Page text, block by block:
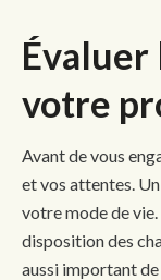
Évaluer
votre
Avant de vous
et vos attentes.
votre mode de vie.
disposition des
aussi important de